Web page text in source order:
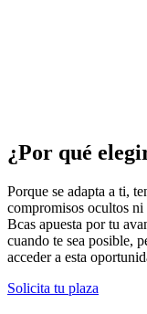
¿Por qué
Porque se adapta a ti,
compromisos ocultos ni
Bcas apuesta por tu
cuando te sea posible,
acceder a esta
Solicita tu plaza